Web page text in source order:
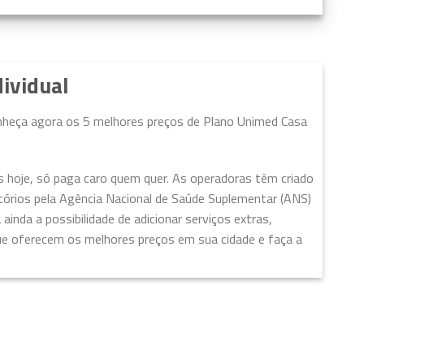
agora os 5 melhores preços de Plano Unimed Casa
só paga caro quem quer. As operadoras têm criado
pela Agência Nacional de Saúde Suplementar (ANS)
a possibilidade de adicionar serviços extras,
oferecem os melhores preços em sua cidade e faça a